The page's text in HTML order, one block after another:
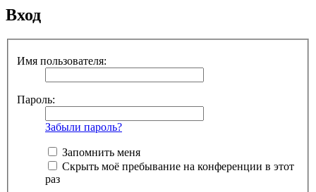
Вход
Имя пользователя:
Пароль:
Забыли пароль?
Запомнить меня
Скрыть моё пребывание на конференции в этот
раз